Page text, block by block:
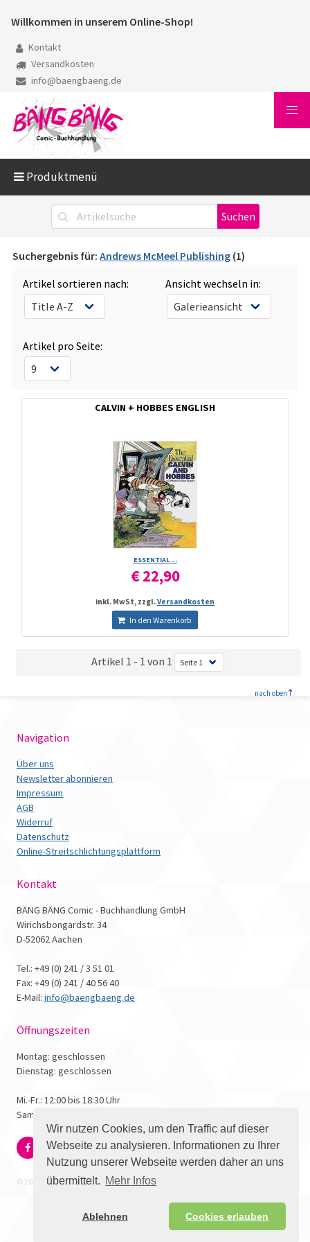
Wir nutzen Cookies, um den Traffic auf dieser
Webseite zu analysieren. Informationen zu Ihrer
Nutzung unserer Webseite werden daher an uns
übermittelt. Mehr Infos
Ablehnen Cookies erlauben
Willkommen in unserem Online-Shop!
Kontakt
Versandkosten
info@baengbaeng.de
Produktmenü
Suchergebnis für: Andrews McMeel Publishing (1)
Artikel sortieren nach:
Ansicht wechseln in:
Artikel pro Seite:
CALVIN + HOBBES ENGLISH
ESSENTIAL ...
€ 22,90
inkl. MwSt, zzgl.Versandkosten
In den Warenkorb
Artikel 1 - 1 von 1
nach oben
Navigation
Über uns
Newsletter abonnieren
Impressum
AGB
Widerruf
Datenschutz
Online-Streitschlichtungsplattform
Kontakt
BÄNG BÄNG Comic - Buchhandlung GmbH
Wirichsbongardstr. 34
D-52062 Aachen
Tel.: +49 (0) 241 / 3 51 01
Fax: +49 (0) 241 / 40 56 40
E-Mail: info@baengbaeng.de
Öffnungszeiten
Montag: geschlossen
Dienstag: geschlossen
Mi.-Fr.: 12:00 bis 18:30 Uhr
Samstag: 10:00 bis 17:00 Uhr
© 2026 - Bäng Bäng Comicbuchhandlung